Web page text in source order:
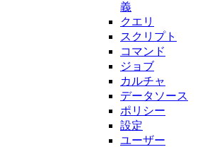
義
クエリ
スクリプト
コマンド
ジョブ
カルチャ
データソース
ポリシー
設定
ユーザー